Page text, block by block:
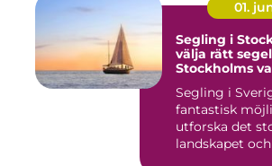
01.
Segling i
välja rätt
Stockholms
Segling i
fantastisk
utforska det
landskapet och